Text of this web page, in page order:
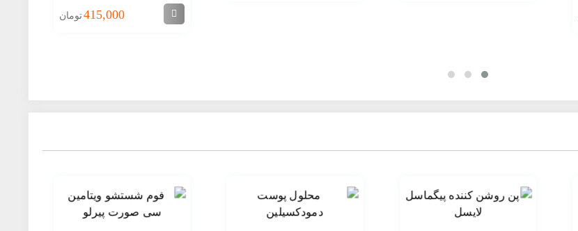
415,000تومان